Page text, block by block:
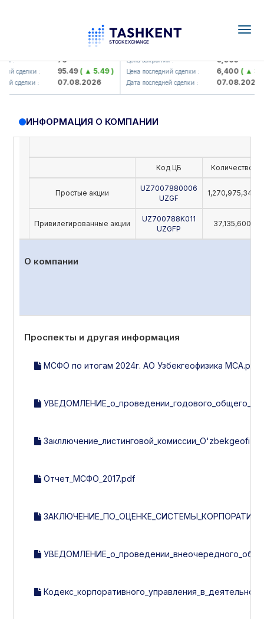
: 79
сделки : 95.49( ▲ 5.49 )
сделки : 07.08.2026
UZMK (<O'zmetkombinat> AJ)
Цена закрытия : 6,099
Цена последний сделки : 6,400( ▲
Дата последней сделки : 07.08.2026
ИНФОРМАЦИЯ О КОМПАНИИ
Код ЦБ Количество
Простые акции
UZ7007880006
UZGF
1,270,975,342
Привилегированные акции
UZ700788K011
UZGFP
37,135,600
О компании
Проспекты и другая информация
МСФО по итогам 2024г. АО Узбекгеофизика МСА.pdf
Отчет_МСФО_2017.pdf